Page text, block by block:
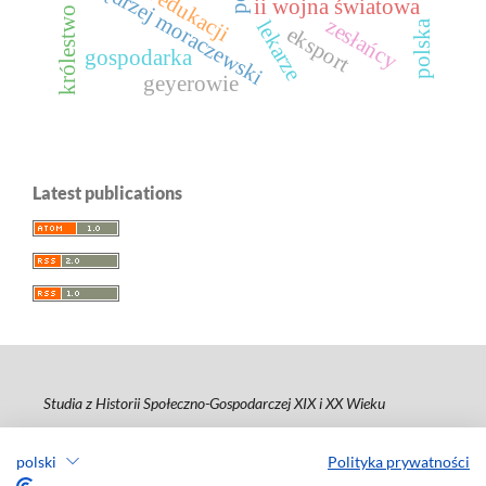
polski Polityka prywatności
jędrzej moraczewskiii wojna światowa
lekarzeeksport
gospodarka zesłańcy
geyerowie
polska
Latest publications
Studia z Historii Społeczno-Gospodarczej XIX i XX Wieku
e-ISSN 2450-6796